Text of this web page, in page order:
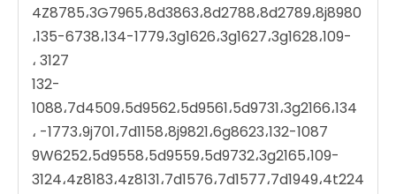
4Z8785،3G7965،8d3863،8d2788،8d2789،8j8980
،135-6738،134-1779،3g1626،3g1627،3g1628،109-
3127 ،
132-
1088،7d4509،5d9562،5d9561،5d9731،3g2166،134
-1773،9j701،7d1158،8j9821،6g8623،132-1087 ،
9W6252،5d9558،5d9559،5d9732،3g2165،109-
3124،4z8183،4z8131،7d1576،7d1577،7d1949،4t224